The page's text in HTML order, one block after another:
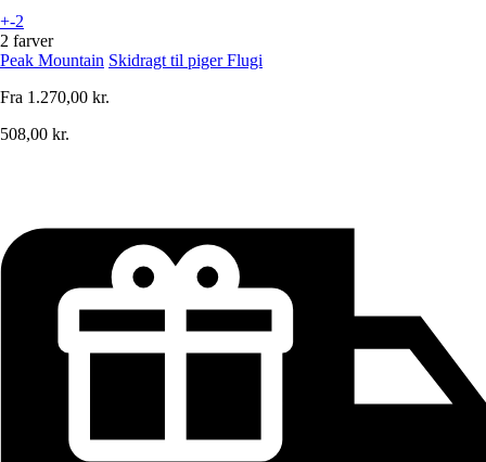
+-2
2 farver
Peak Mountain Skidragt til piger Flugi
Fra 1.270,00 kr.
508,00 kr.